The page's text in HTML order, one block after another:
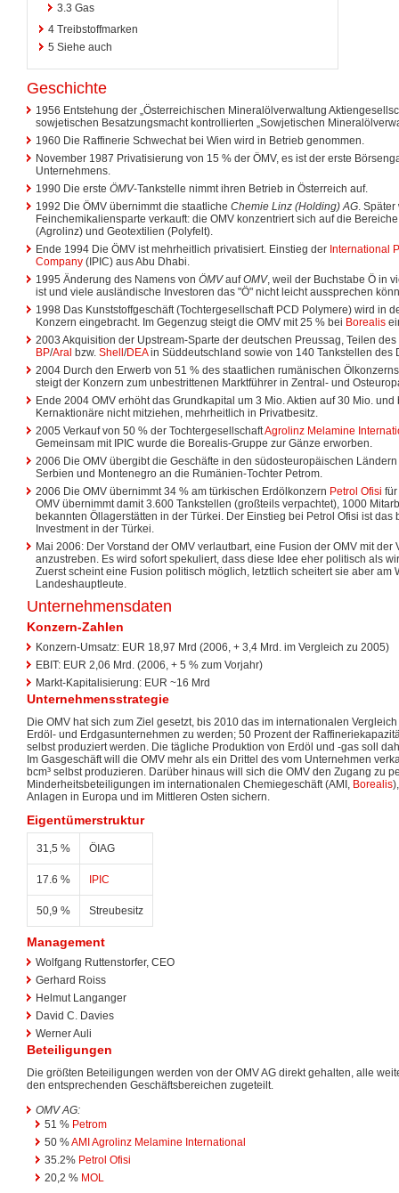
3.3 Gas
4 Treibstoffmarken
5 Siehe auch
Geschichte
1956 Entstehung der „Österreichischen Mineralölverwaltung
sowjetischen Besatzungsmacht kontrollierten „Sowjetischen
1960 Die Raffinerie Schwechat bei Wien wird in Betrieb genommen.
November 1987 Privatisierung von 15 % der ÖMV, es ist der erste
Unternehmens.
1990 Die erste ÖMV-Tankstelle nimmt ihren Betrieb in Österreich auf.
1992 Die ÖMV übernimmt die staatliche Chemie Linz (Holding) AG.
Feinchemikaliensparte verkauft: die OMV konzentriert sich auf die
(Agrolinz) und Geotextilien (Polyfelt).
Ende 1994 Die ÖMV ist mehrheitlich privatisiert. Einstieg der International
Company (IPIC) aus Abu Dhabi.
1995 Änderung des Namens von ÖMVaufOMV, weil der Buchstabe Ö in
ist und viele ausländische Investoren das "Ö" nicht leicht aussprechen
1998 Das Kunststoffgeschäft (Tochtergesellschaft PCD Polymere) wird in
Konzern eingebracht. Im Gegenzug steigt die OMV mit 25 % bei Borealis
2003 Akquisition der Upstream-Sparte der deutschen Preussag, Teilen
BP/Aral bzw. Shell /DEAin Süddeutschland sowie von 140 Tankstellen des
2004 Durch den Erwerb von 51 % des staatlichen rumänischen
steigt der Konzern zum unbestrittenen Marktführer in Zentral- und
Ende 2004 OMV erhöht das Grundkapital um 3 Mio. Aktien auf 30 Mio.
Kernaktionäre nicht mitziehen, mehrheitlich in Privatbesitz.
2005 Verkauf von 50 % der TochtergesellschaftAgrolinz Melamine
Gemeinsam mit IPIC wurde die Borealis-Gruppe zur Gänze erworben.
2006 Die OMV übergibt die Geschäfte in den südosteuropäischen
Serbien und Montenegro an die Rumänien-Tochter Petrom.
2006 Die OMV übernimmt 34 % am türkischen Erdölkonzern Petrol Ofisi
OMV übernimmt damit 3.600 Tankstellen (großteils verpachtet), 1000
bekannten Öllagerstätten in der Türkei. Der Einstieg bei Petrol Ofisi ist
Investment in der Türkei.
Mai 2006: Der Vorstand der OMV verlautbart, eine Fusion der OMV mit der
anzustreben. Es wird sofort spekuliert, dass diese Idee eher politisch als
Zuerst scheint eine Fusion politisch möglich, letztlich scheitert sie aber am
Landeshauptleute.
Unternehmensdaten
Konzern-Zahlen
Konzern-Umsatz: EUR 18,97 Mrd (2006, + 3,4 Mrd. im Vergleich zu 2005)
EBIT: EUR 2,06 Mrd. (2006, + 5 % zum Vorjahr)
Markt-Kapitalisierung: EUR ~16 Mrd
Unternehmensstrategie
Die OMV hat sich zum Ziel gesetzt, bis 2010 das im internationalen
Erdöl- und Erdgasunternehmen zu werden; 50 Prozent der
selbst produziert werden. Die tägliche Produktion von Erdöl und -gas soll
Im Gasgeschäft will die OMV mehr als ein Drittel des vom Unternehmen
bcm³ selbst produzieren. Darüber hinaus will sich die OMV den Zugang zu
Minderheitsbeteiligungen im internationalen Chemiegeschäft (AMI, Borealis
Anlagen in Europa und im Mittleren Osten sichern.
Eigentümerstruktur
31,5 % ÖIAG
17.6 % IPIC
50,9 % Streubesitz
Management
Wolfgang Ruttenstorfer, CEO
Gerhard Roiss
Helmut Langanger
David C. Davies
Werner Auli
Beteiligungen
Die größten Beteiligungen werden von der OMV AG direkt gehalten, alle
den entsprechenden Geschäftsbereichen zugeteilt.
OMV AG:
51 % Petrom
50 %AMI Agrolinz Melamine International
35.2% Petrol Ofisi
20,2 % MOL